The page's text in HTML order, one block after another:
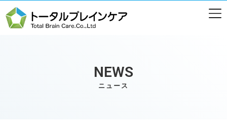
NEWS
ニュース